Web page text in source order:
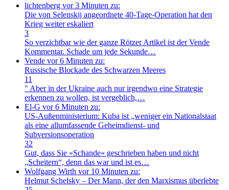
lichtenberg vor 3 Minuten zu:
Die von Selenskij angeordnete 40-Tage-Operation hat den
Krieg weiter eskaliert
3
So verzichtbar wie der ganze Rötzer Artikel ist der Vende
Kommentar. Schade um jede Sekunde…
Vende vor 6 Minuten zu:
Russische Blockade des Schwarzen Meeres
11
" Aber in der Ukraine auch nur irgendwo eine Strategie
erkennen zu wollen, ist vergeblich,…
El-G vor 6 Minuten zu:
US-Außenministerium: Kuba ist „weniger ein Nationalstaat
als eine allumfassende Geheimdienst- und
Subversionsoperation
32
Gut, dass Sie »Schande« geschrieben haben und nicht
„Scheitern“, denn das war und ist es…
Wolfgang Wirth vor 10 Minuten zu:
Helmut Schelsky – Der Mann, der den Marxismus überlebte